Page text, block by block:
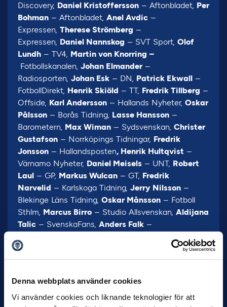
Denna webbplats använder cookies
Vi använder cookies och liknande teknologier för att
Discovery, Daniel Kristoffersson – Aftonbladet, Per
Bohman – Aftonbladet, Anel Avdic –
Expressen, Therese Strömberg –
Expressen, Daniel Nannskog – SVT Sport, Olof
Lundh – TV4, Martin von Knorring –
Fotbollskanalen, Johan Elmander–
Radiosporten, Johan Esk – DN, Patrick Ekwall –
FotbollDirekt, Henrik Skiöld – TT, Fredrik Tillberg –
Offside, Karl Andersson – Hallands Nyheter, Oskar
Pålsson – Borås Tidning, Lasse Hansson –
Barometern, Max Wiman – Sydsvenskan, Christer
Gustafson – Norrköpings Tidningar, Fredrik
Jonsson – Hallandsposten, Henrik Hultqvist –
Värnamo Nyheter, Daniel Meisels – UNT, Robert
Laul – GP, Markus Wulcan – GT, Fredrik
Narvelid – Karlskoga Tidning, Jerry Nilsson –
Blekinge Läns Tidning, Oskar Månsson – Fotboll
Sthlm, Marcus Birro – Studio Allsvenskan, Aldijana
Talic – SvenskaFans, Anders Falk –